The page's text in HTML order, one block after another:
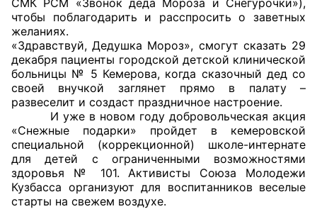
независимой оценки качества условий
оказания услуг
О Палате
Структура Палаты
Комиссии
Экспертный совет ОП КО
Совет ОП КО
чтобы поблагодарить и расспросить о заветных
желаниях.
«Здравствуй, Дедушка Мороз», смогут сказать 29
декабря пациенты городской детской клинической
больницы № 5 Кемерова, когда сказочный дед со
своей внучкой заглянет прямо в палату –
развеселит и создаст праздничное настроение.
И уже в новом году добровольческая акция
«Снежные подарки» пройдет в кемеровской
специальной (коррекционной) школе-интернате
для детей с ограниченными возможностями
здоровья № 101. Активисты Союза Молодежи
Кузбасса организуют для воспитанников веселые
старты на свежем воздухе.